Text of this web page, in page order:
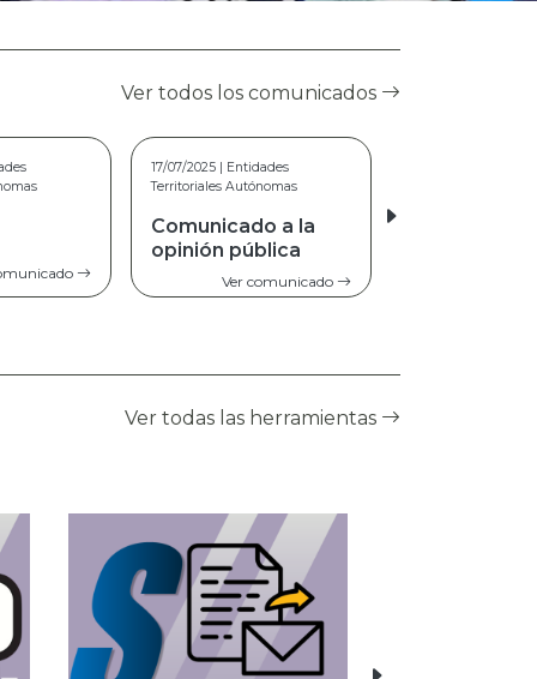
Ver todos los comunicados
22/05/2026 | Modalidad Virtual
Ver comunicado
Ver todas las herramientas